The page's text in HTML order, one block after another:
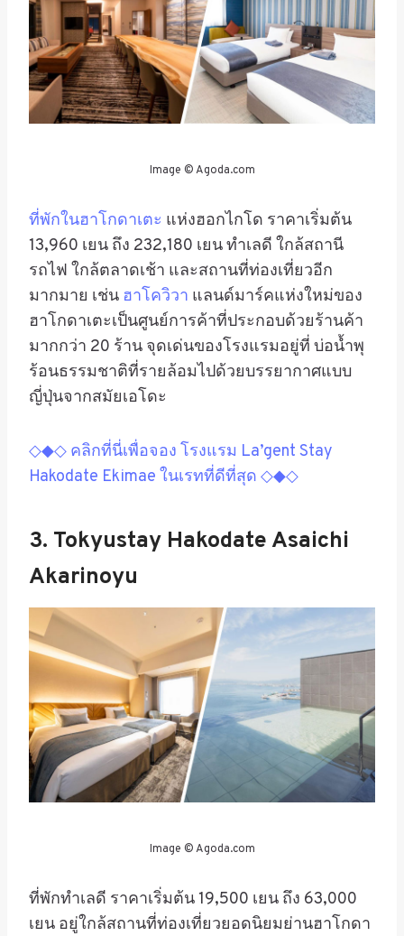
Image © Agoda.com
ที่พักในฮาโกดาเตะ แห่งฮอกไกโด ราคาเริ่มต้น
13,960 เยน ถึง 232,180 เยนทำเลดี ใกล้สถานี
รถไฟ ใกล้ตลาดเช้า และสถานที่ท่องเที่ยวอีก
มากมาย เช่น ฮาโควิวา แลนด์มาร์คแห่งใหม่ของ
ฮาโกดาเตะเป็นศูนย์การค้าที่ประกอบด้วยร้านค้า
มากกว่า 20 ร้าน จุดเด่นของโรงแรมอยู่ที่ บ่อน้ำพุ
ร้อนธรรมชาติที่รายล้อมไปด้วยบรรยากาศแบบ
ญี่ปุ่นจากสมัยเอโดะ
◇◆◇ คลิกที่นี่เพื่อจอง โรงแรม La’gent Stay
Hakodate Ekimae ในเรทที่ดีที่สุด ◇◆◇
3. Tokyustay Hakodate Asaichi
Akarinoyu
Image © Agoda.com
ที่พักทำเลดี ราคาเริ่มต้น 19,500 เยน ถึง 63,000
เยน อยู่ใกล้สถานที่ท่องเที่ยวยอดนิยมย่านฮาโกดา